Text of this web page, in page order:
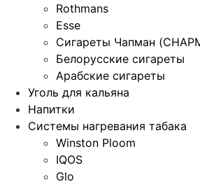
Rothmans
Esse
Сигареты Чапман
Белорусские сигареты
Арабские сигареты
Уголь для кальяна
Напитки
Системы нагревания табака
Winston Ploom
IQOS
Glo